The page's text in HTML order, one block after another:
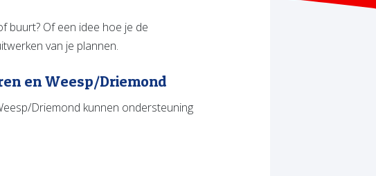
buurt? Of een idee hoe je de
van je plannen.
en Weesp/Driemond
Driemond kunnen ondersteuning